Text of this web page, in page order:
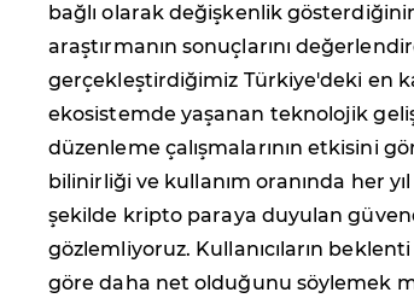
bağlı olarak değişkenlik
araştırmanın sonuçlarını
gerçekleştirdiğimiz Türkiye'deki en
ekosistemde yaşanan teknolojik
düzenleme çalışmalarının etkisini
bilinirliği ve kullanım oranında her
şekilde kripto paraya duyulan
gözlemliyoruz. Kullanıcıların
göre daha net olduğunu söylemek